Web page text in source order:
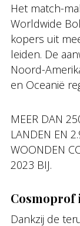
Het match-
Worldwide
kopers uit
leiden. De
Noord-
en Oceanië
MEER DAN
LANDEN EN
WOONDEN
2023 BIJ.
Cosmoprof
Dankzij de